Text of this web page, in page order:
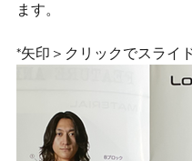
ます。
*矢印＞クリックでスライ